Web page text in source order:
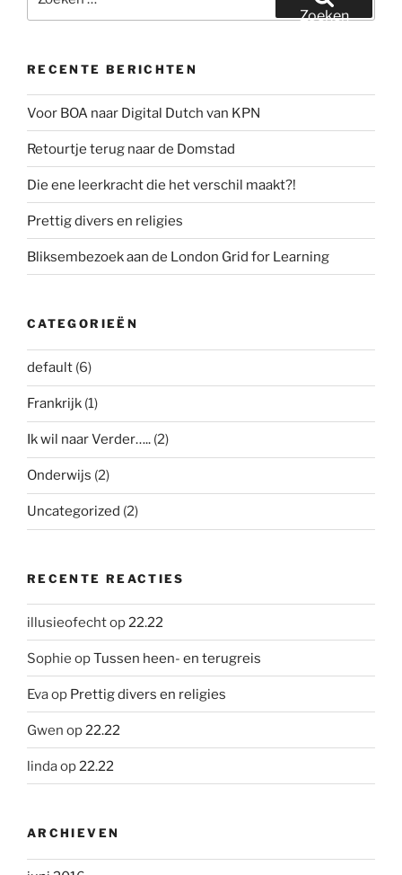
naar:
Zoeken
RECENTE BERICHTEN
Voor BOA naar Digital Dutch van KPN
Retourtje terug naar de Domstad
Die ene leerkracht die het verschil maakt?!
Prettig divers en religies
Bliksembezoek aan de London Grid for Learning
CATEGORIEËN
default (6)
Frankrijk (1)
Ik wil naar Verder….. (2)
Onderwijs (2)
Uncategorized (2)
RECENTE REACTIES
illusieofechtop22.22
Sophie opTussen heen- en terugreis
Evaop Prettig divers en religies
Gwen op22.22
lindaop22.22
ARCHIEVEN